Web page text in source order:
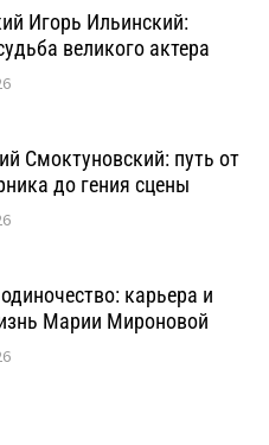
Игорь Ильинский:
великого актера
Смоктуновский: путь от
до гения сцены
карьера и
Марии Мироновой